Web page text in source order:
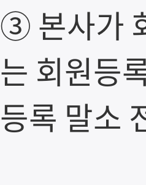
③ 본사가
는 회원등
등록 말소